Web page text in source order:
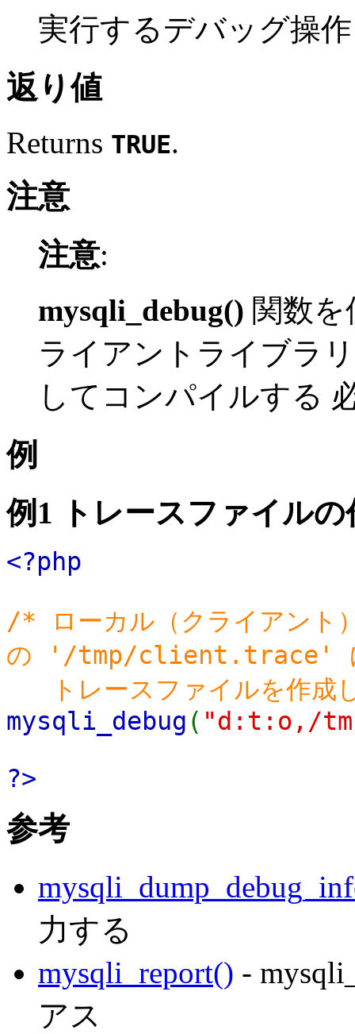
実行するデバッグ操
返り値
Returns TRUE.
注意
注意:
mysqli_debug() 関数
ライアントライブラ
してコンパイルする
例
例1 トレースファイルの
<?php
/* ローカル（クライアント
の '/tmp/client.trace'
トレースファイルを作成
mysqli_debug ( "d:t:o,/
?>
参考
力する
mysqli_report() -
アス